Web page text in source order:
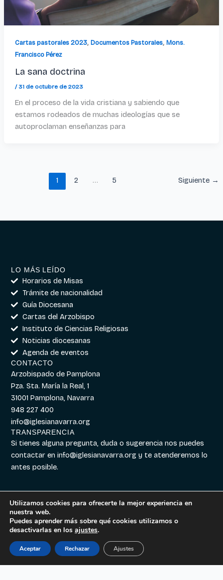
Cartas pastorales 2023, Documentos Pastorales, Mons.
Francisco Pérez
La sana doctrina
/ 31 de octubre de 2023
En el proceso de la vida cristiana y sabiendo que
estamos rodeados de muchas ideologías que se
autoproclaman enseñanzas para
1 2 … 5 Siguiente →
LO MÁS LEÍDO
Horarios de Misas
Trámite de nacionalidad
Guía Diocesana
Cartas del Arzobispo
Instituto de Ciencias Religiosas
Noticias diocesanas
Agenda de eventos
CONTACTO
Arzobispado de Pamplona
Pza. Sta. María la Real, 1
31001 Pamplona, Navarra
948 227 400
info@iglesianavarra.org
TRANSPARENCIA
Si tienes alguna pregunta, duda o sugerencia nos puedes
contactar eninfo@iglesianavarra.org y te atenderemos lo
antes posible.
Aviso legal|
Cookies|Política de
Utilizamos cookies para ofrecerte la mejor experiencia en
nuestra web.
Puedes aprender más sobre qué cookies utilizamos o
desactivarlas en los ajustes.
Aceptar Rechazar Ajustes